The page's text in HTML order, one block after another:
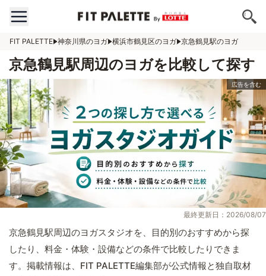
FIT PALETTE 神奈川県のヨガ 横浜市鶴見区のヨガ 京急鶴見駅のヨガ
京急鶴見駅周辺のヨガを比較して探す
最終更新日：2026/08/07
京急鶴見駅周辺のヨガスタジオを、目的別のおすすめから探
したり、料金・体験・設備などの条件で比較したりできま
す。掲載情報は、FIT PALETTE編集部が公式情報と独自取材